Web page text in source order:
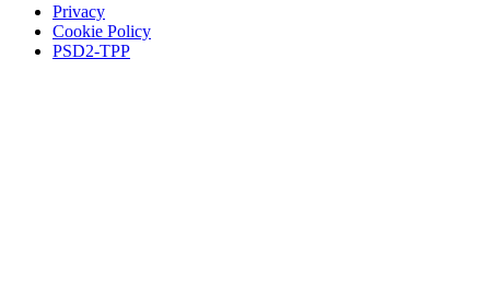
Privacy
Cookie Policy
PSD2-TPP